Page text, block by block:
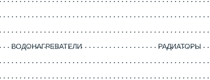
ВОДОНАГРЕВАТЕЛИ РАДИАТОРЫ